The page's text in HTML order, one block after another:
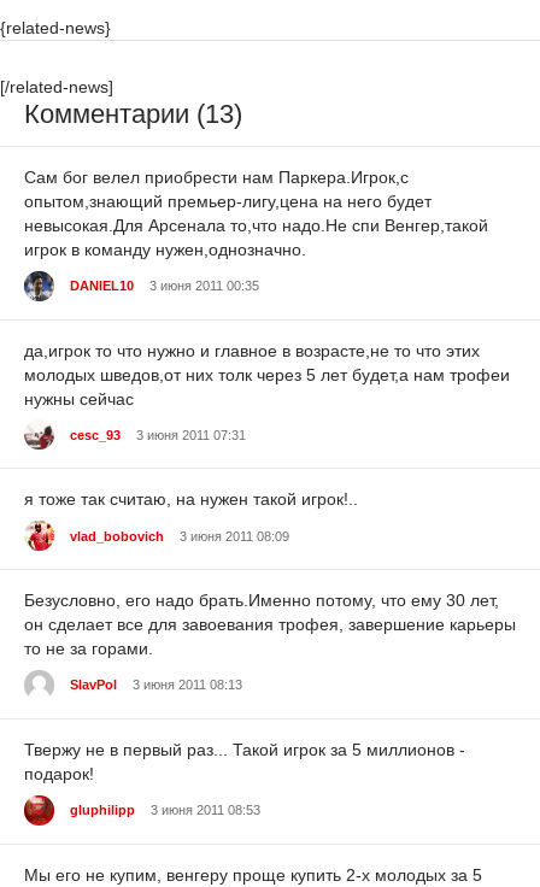
{related-news}
[/related-news]
Комментарии (13)
Сам бог велел приобрести нам Паркера.Игрок,с
опытом,знающий премьер-лигу,цена на него будет
невысокая.Для Арсенала то,что надо.Не спи Венгер,такой
игрок в команду нужен,однозначно.
DANIEL10 3 июня 2011 00:35
да,игрок то что нужно и главное в возрасте,не то что этих
молодых шведов,от них толк через 5 лет будет,а нам трофеи
нужны сейчас
cesc_93 3 июня 2011 07:31
я тоже так считаю, на нужен такой игрок!..
vlad_bobovich 3 июня 2011 08:09
Безусловно, его надо брать.Именно потому, что ему 30 лет,
он сделает все для завоевания трофея, завершение карьеры
то не за горами.
SlavPol 3 июня 2011 08:13
Твержу не в первый раз... Такой игрок за 5 миллионов -
подарок!
gluphilipp 3 июня 2011 08:53
Мы его не купим, венгеру проще купить 2-х молодых за 5